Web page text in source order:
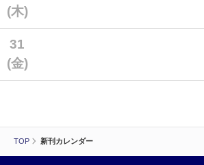
TOP 新刊カレンダー
(木)
31
(金)